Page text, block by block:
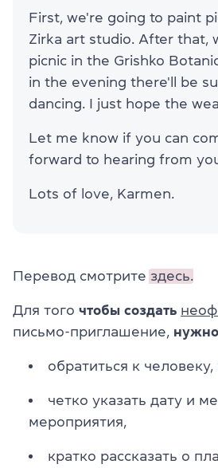
First, we're going to paint
Zirka art studio. After that,
picnic in the Grishko
in the evening there'll be
dancing. I just hope the
Let me know if you can
forward to hearing from
Lots of love, Karmen.
Перевод смотрите здесь.
Для того чтобы создать
письмо-приглашение, нужно
обратиться к человеку,
четко указать дату и
мероприятия,
кратко рассказать о